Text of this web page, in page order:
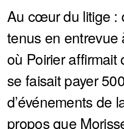
Au cœur du litige :
tenus en entrevue
où Poirier affirmait
se faisait payer
d’événements de
propos que